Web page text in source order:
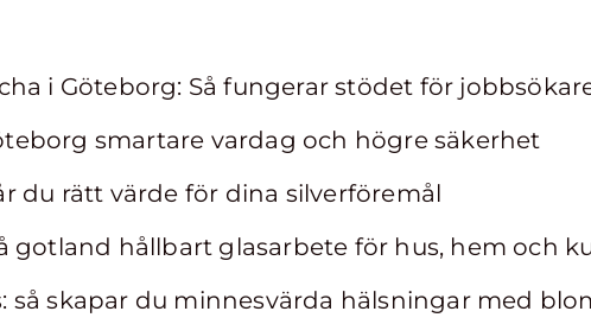
i Göteborg: Så fungerar stödet för
smartare vardag och högre säkerhet
du rätt värde för dina silverföremål
gotland hållbart glasarbete för hus, hem och
så skapar du minnesvärda hälsningar med